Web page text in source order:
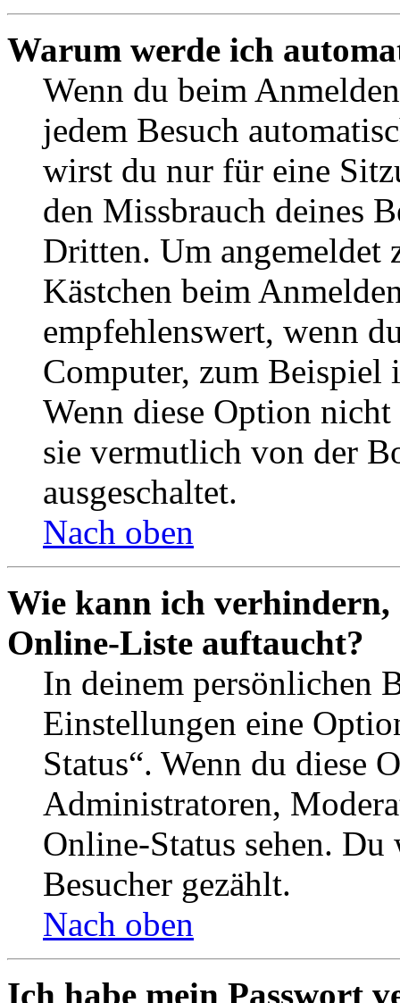
Warum werde ich
Wenn du beim
jedem Besuch
wirst du nur für eine
den Missbrauch deines
Dritten. Um angemeldet
Kästchen beim
empfehlenswert, wenn
Computer, zum Beispiel
Wenn diese Option
sie vermutlich von der
ausgeschaltet.
Nach oben
Wie kann ich verhindern,
Online-Liste auftaucht?
In deinem persönlichen
Einstellungen eine
Status“. Wenn du diese
Administratoren,
Online-Status sehen.
Besucher gezählt.
Nach oben
Ich habe mein Passwort